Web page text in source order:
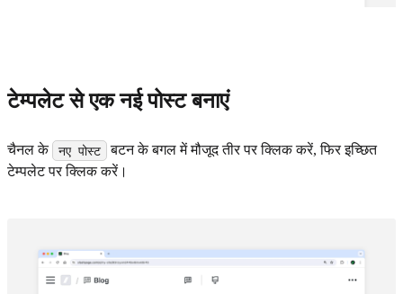
टेम्पलेट से एक नई पोस्ट बनाएं
चैनल के नए पोस्ट
बटन के बगल में मौजूद तीर पर क्लिक करें, फिर इच्छित
टेम्पलेट पर क्लिक करें।